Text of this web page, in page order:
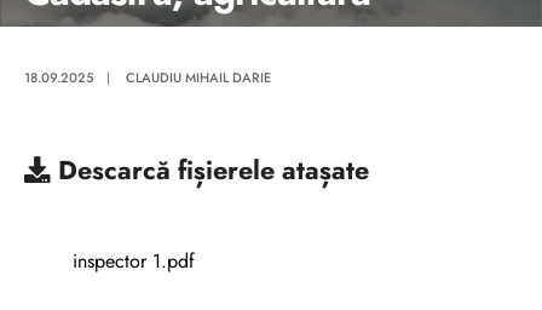
18.09.2025 | CLAUDIU MIHAIL DARIE
Descarcă fișierele atașate
inspector 1.pdf